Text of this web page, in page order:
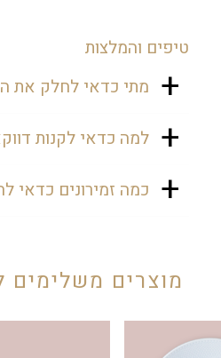
טיפים והמלצות
מתי כדאי לחלק את
זמירון יכול להיות
היום הולדת.
בארוחות השבת, כדי
למה כדאי לקנות
זמירון הוא מזכרת
מאוד לשבת יום
כמה זמירונים כדאי
הצפויים להגיע.
מוצרים משלימים